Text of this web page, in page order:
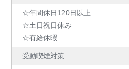
☆年間休日120日以上
☆土日祝日休み
☆有給休暇
受動喫煙対策